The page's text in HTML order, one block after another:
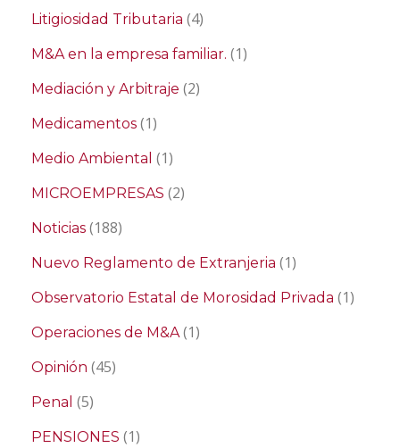
Litigiosidad Tributaria (4)
M&A en la empresa familiar. (1)
Mediación y Arbitraje (2)
Medicamentos (1)
Medio Ambiental (1)
MICROEMPRESAS (2)
Noticias (188)
Nuevo Reglamento de Extranjeria (1)
Observatorio Estatal de Morosidad Privada (1)
Operaciones de M&A(1)
Opinión (45)
Penal (5)
PENSIONES (1)